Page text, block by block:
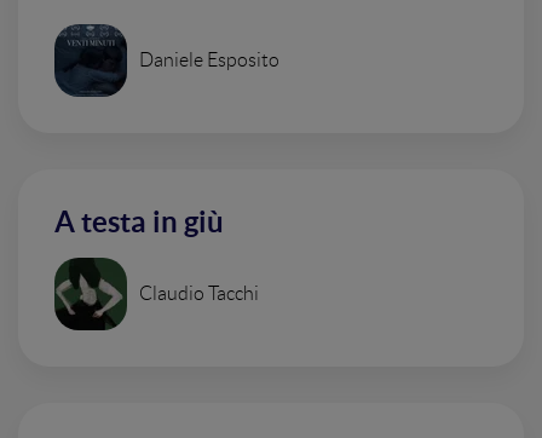
Daniele Esposito
A testa in giù
Claudio Tacchi